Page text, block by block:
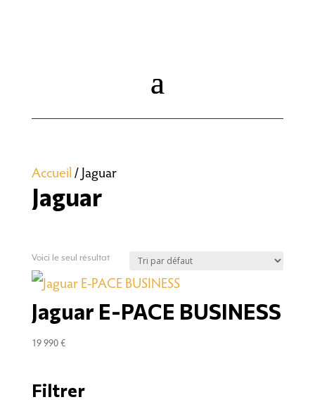
Accueil/ Jaguar
Jaguar
Filter
Voici le seul résultat
Jaguar E-PACE BUSINESS
19 990€
Filtrer